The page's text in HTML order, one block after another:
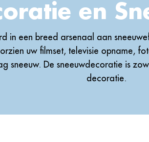
en
in een breed arsenaal aan
uw filmset, televisie opname,
sneeuw. De sneeuwdecoratie is
decoratie.